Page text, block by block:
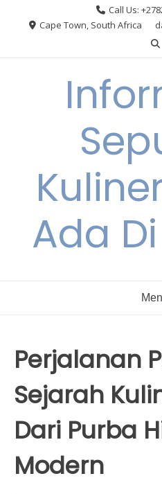
Call Us:
Cape Town, South Africa
Ada
Perjalanan
Sejarah
Dari Purba
Modern